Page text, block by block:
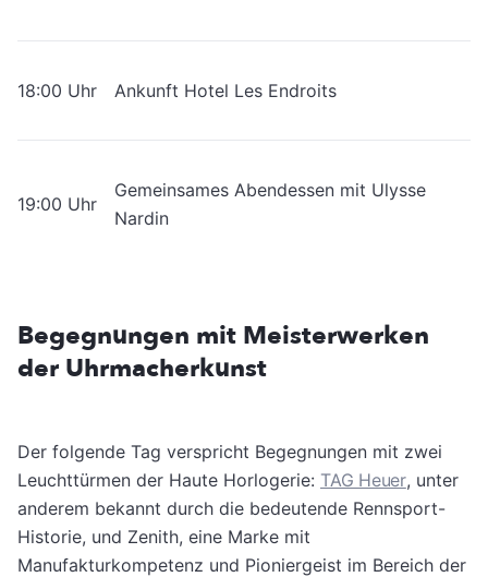
18:00 Uhr Ankunft Hotel Les Endroits
19:00 Uhr
Gemeinsames Abendessen mit Ulysse
Nardin
Begegnungen mit Meisterwerken
der Uhrmacherkunst
Der folgende Tag verspricht Begegnungen mit zwei
Leuchttürmen der Haute Horlogerie: TAG Heuer, unter
anderem bekannt durch die bedeutende Rennsport-
Historie, und Zenith, eine Marke mit
Manufakturkompetenz und Pioniergeist im Bereich der